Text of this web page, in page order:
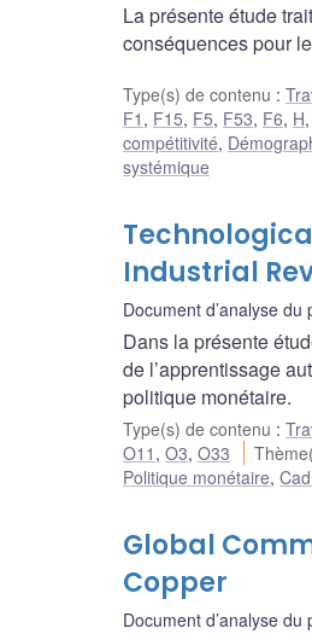
La présente étude
conséquences pour
Type(s) de contenu :
F1 , F15, F5, F53, F6, H,
compétitivité,
systémique
Industrial
Document d’analyse du
Dans la présente
de l’apprentissage
politique monétaire.
Type(s) de contenu :
O11 , O3, O33
Politique monétaire,
Global
Copper
Document d’analyse